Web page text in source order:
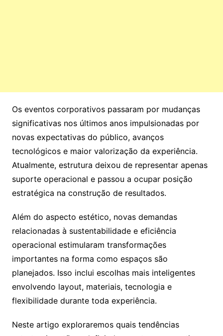
Os eventos corporativos passaram por mudanças
significativas nos últimos anos impulsionadas por
novas expectativas do público, avanços
tecnológicos e maior valorização da experiência.
Atualmente, estrutura deixou de representar apenas
suporte operacional e passou a ocupar posição
estratégica na construção de resultados.
Além do aspecto estético, novas demandas
relacionadas à sustentabilidade e eficiência
operacional estimularam transformações
importantes na forma como espaços são
planejados. Isso inclui escolhas mais inteligentes
envolvendo layout, materiais, tecnologia e
flexibilidade durante toda experiência.
Neste artigo exploraremos quais tendências